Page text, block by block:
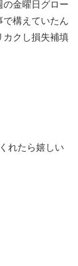
の金曜日グロー
で構えていたん
カクし損失補填
れたら嬉しい